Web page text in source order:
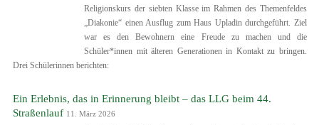
Religionskurs der siebten Klasse im Rahmen des Themenfeldes
„Diakonie“ einen Ausflug zum Haus Upladin durchgeführt. Ziel
war es den Bewohnern eine Freude zu machen und die
Schüler*innen mit älteren Generationen in Kontakt zu bringen.
Drei Schülerinnen berichten:
Ein Erlebnis, das in Erinnerung bleibt – das LLG beim 44.
Straßenlauf 11. März 2026